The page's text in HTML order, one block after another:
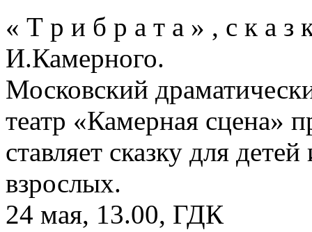
« Т р и б р а т а » , с к а з
И.Камерного.
Московский
театр «Камерная сцена»
ставляет сказку для детей
взрослых.
24 мая, 13.00, ГДК